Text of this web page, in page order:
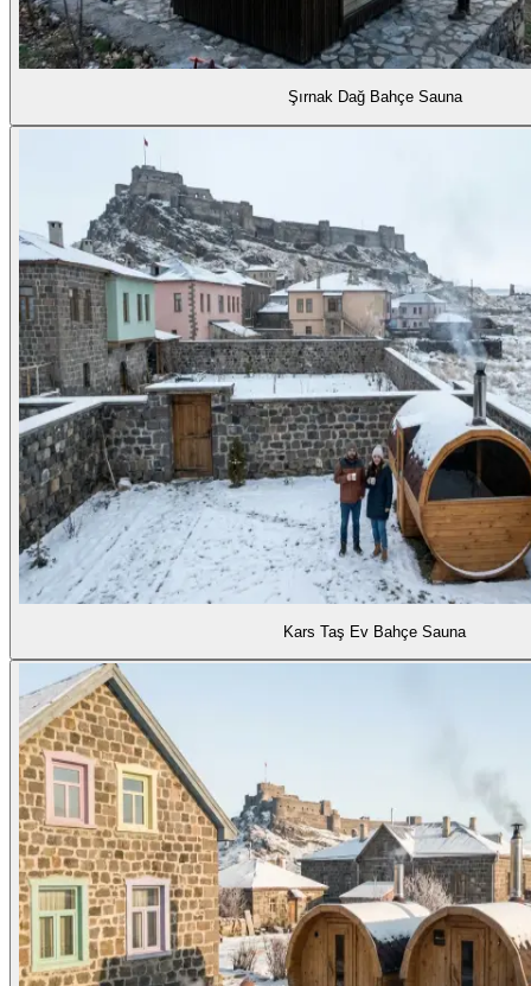
Şırnak Dağ Bahçe Sauna
Kars Taş Ev Bahçe Sauna